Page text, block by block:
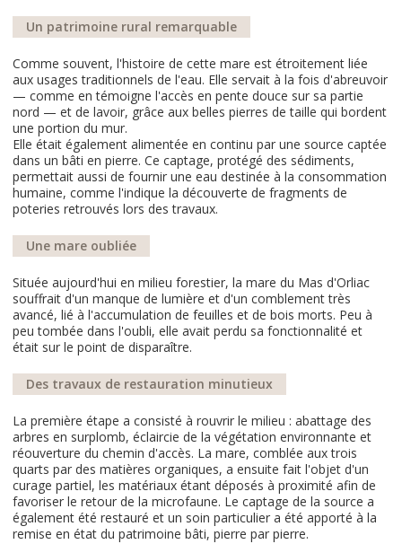
Un patrimoine rural remarquable
Comme souvent, l'histoire de cette mare est étroitement liée
aux usages traditionnels de l'eau. Elle servait à la fois d'abreuvoir
— comme en témoigne l'accès en pente douce sur sa partie
nord — et de lavoir, grâce aux belles pierres de taille qui bordent
une portion du mur.
Elle était également alimentée en continu par une source captée
dans un bâti en pierre. Ce captage, protégé des sédiments,
permettait aussi de fournir une eau destinée à la consommation
humaine, comme l'indique la découverte de fragments de
poteries retrouvés lors des travaux.
Une mare oubliée
Située aujourd'hui en milieu forestier, la mare du Mas d'Orliac
souffrait d'un manque de lumière et d'un comblement très
avancé, lié à l'accumulation de feuilles et de bois morts. Peu à
peu tombée dans l'oubli, elle avait perdu sa fonctionnalité et
était sur le point de disparaître.
Des travaux de restauration minutieux
La première étape a consisté à rouvrir le milieu : abattage des
arbres en surplomb, éclaircie de la végétation environnante et
réouverture du chemin d'accès. La mare, comblée aux trois
quarts par des matières organiques, a ensuite fait l'objet d'un
curage partiel, les matériaux étant déposés à proximité afin de
favoriser le retour de la microfaune. Le captage de la source a
également été restauré et un soin particulier a été apporté à la
remise en état du patrimoine bâti, pierre par pierre.